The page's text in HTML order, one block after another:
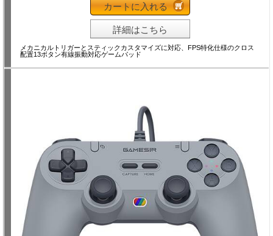
カートに入れる
詳細はこちら
メカニカルトリガーとスティックカスタマイズに対応、FPS特化仕様のクロス
配置13ボタン有線振動対応ゲームパッド